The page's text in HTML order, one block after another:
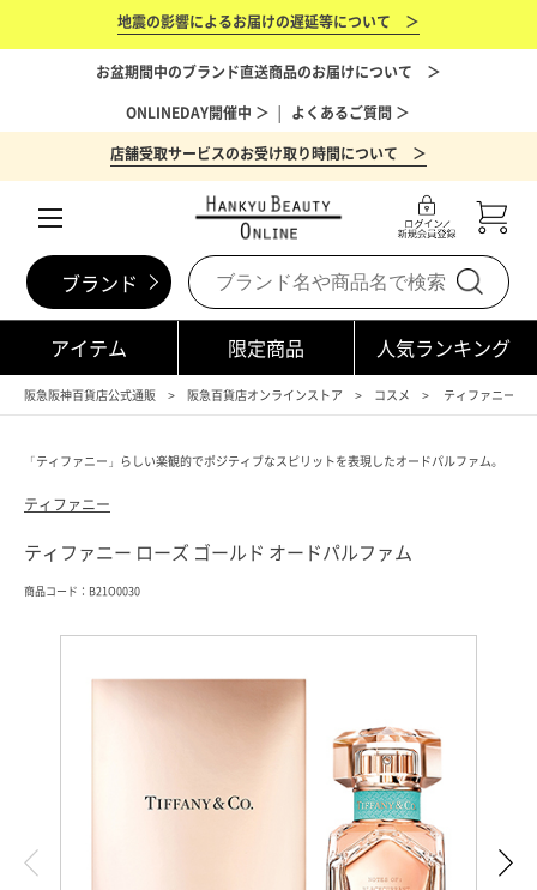
地震の影響によるお届けの遅延等について ＞
お盆期間中のブランド直送商品のお届けについて ＞
ONLINEDAY開催中 ＞ │ よくあるご質問 ＞
店舗受取サービスのお受け取り時間について ＞
ブランド
アイテム 限定商品 人気ランキング
阪急阪神百貨店公式通販 阪急百貨店オンラインストア コスメ ティファニー（
「ティファニー」らしい楽観的でポジティブなスピリットを表現したオードパルファム。
ティファニー
ティファニー ローズ ゴールド オードパルファム
商品コード：B21O0030